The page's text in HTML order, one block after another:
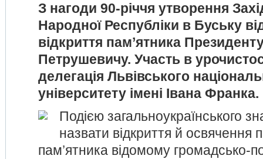
З нагоди 90-річчя утворення
Народної Республіки в Буську
відкриття пам’ятника
Петрушевичу. Участь в
делегація Львівського
університету імені Івана Франка.
Подією загальноукраїнського
назвати відкриття й освячення
пам’ятника відомому громадсько-